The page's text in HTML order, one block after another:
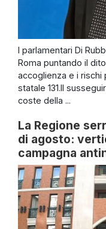
I parlamentari Di
Roma puntando il
accoglienza e i rischi
statale 131.Il
coste della ...
La Regione
di agosto:
campagna